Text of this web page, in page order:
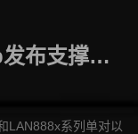
布支撑
单对以太
LAN888x系列单对以